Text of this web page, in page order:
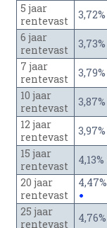
5 jaar
rentevast
3,72%
6 jaar
rentevast
3,73%
7 jaar
rentevast
3,79%
10 jaar
rentevast
3,87%
12 jaar
rentevast
3,97%
15 jaar
rentevast
4,13%
20 jaar
rentevast
4,47%
25 jaar
rentevast
4,76%